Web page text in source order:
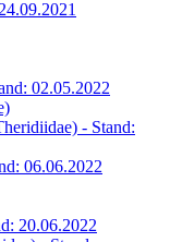
02.05.2022
- Stand:
06.06.2022
20.06.2022